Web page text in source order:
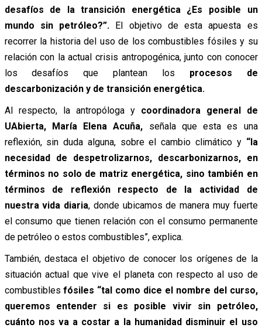
desafíos de la transición energética ¿Es posible un
mundo sin petróleo?”. El objetivo de esta apuesta es
recorrer la historia del uso de los combustibles fósiles y su
relación con la actual crisis antropogénica, junto con conocer
los desafíos que plantean los procesos de
descarbonización y de transición energética.
Al respecto, la antropóloga y coordinadora general de
UAbierta, María Elena Acuña, señala que esta es una
reflexión, sin duda alguna, sobre el cambio climático y “la
necesidad de despetrolizarnos, descarbonizarnos, en
términos no solo de matriz energética, sino también en
términos de reflexión respecto de la actividad de
nuestra vida diaria, donde ubicamos de manera muy fuerte
el consumo que tienen relación con el consumo permanente
de petróleo o estos combustibles”, explica.
También, destaca el objetivo de conocer los orígenes de la
situación actual que vive el planeta con respecto al uso de
combustiblesfósiles “tal como dice el nombre del curso,
queremos entender si es posible vivir sin petróleo,
cuánto nos va a costar a la humanidad disminuir el uso